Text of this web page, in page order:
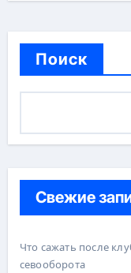
Поиск
Свежие
Что сажать после
севооборота